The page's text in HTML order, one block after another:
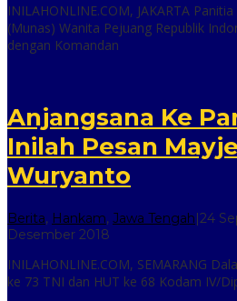
online
INILAHONLINE.COM, JAKARTA
(Munas) Wanita Pejuang Republik
dengan Komandan
Anjangsana Ke
Inilah Pesan
Wuryanto
Berita, Hankam, Jawa Tengah|24
Desember 2018
online
INILAHONLINE.COM, SEMARANG
ke 73 TNI dan HUT ke 68 Kodam IV/